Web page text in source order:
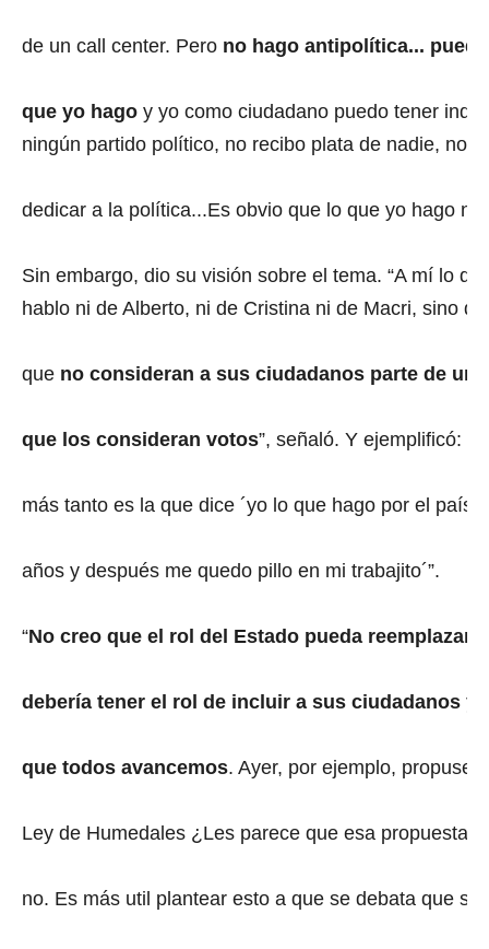
de un call center. Pero no hago antipolítica...
que yo hago y yo como ciudadano puedo tener
ningún partido político, no recibo plata de nadie, no
dedicar a la política...Es obvio que lo que yo hago no
Sin embargo, dio su visión sobre el tema. “A mí lo
hablo ni de Alberto, ni de Cristina ni de Macri, sino
que no consideran a sus ciudadanos parte de
que los consideran votos”, señaló. Y ejemplificó:
más tanto es la que dice ´yo lo que hago por el país
años y después me quedo pillo en mi trabajito´”.
“No creo que el rol del Estado pueda
debería tener el rol de incluir a sus ciudadanos
que todos avancemos. Ayer, por ejemplo, propuse
Ley de Humedales ¿Les parece que esa propuesta
no. Es más util plantear esto a que se debata que si